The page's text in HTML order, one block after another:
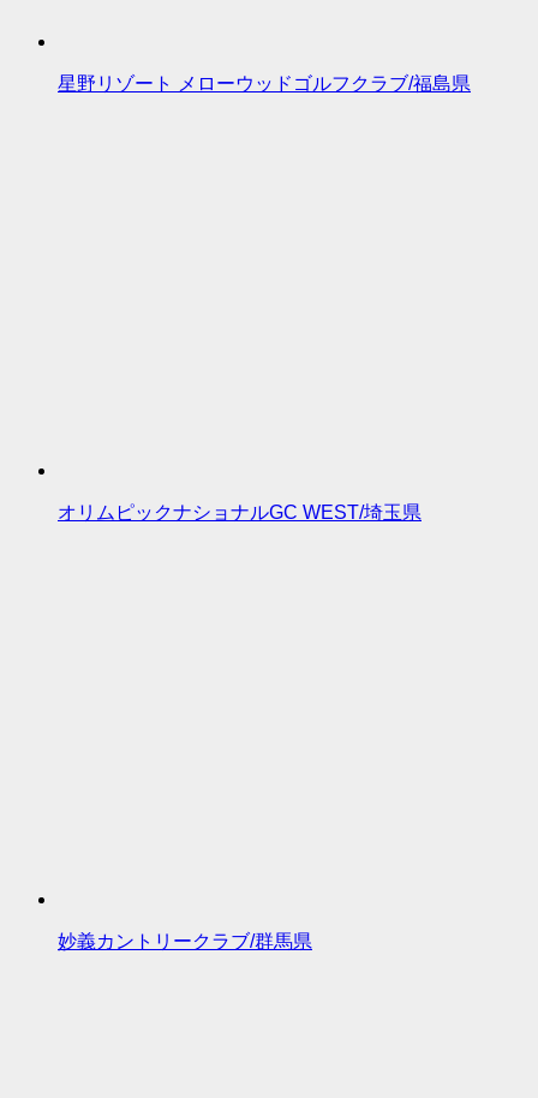
星野リゾート メローウッドゴルフクラブ/福島県
オリムピックナショナルGC WEST/埼玉県
妙義カントリークラブ/群馬県